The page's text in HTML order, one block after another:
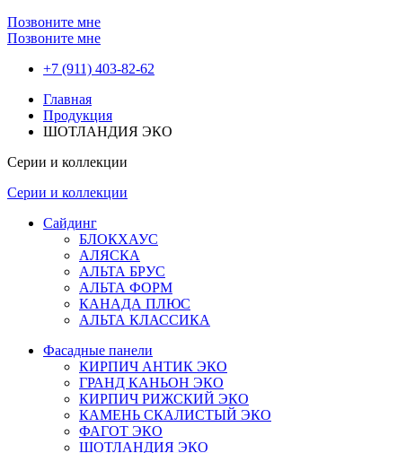
Позвоните мне
Позвоните мне
+7 (911) 403-82-62
Главная
Продукция
ШОТЛАНДИЯ ЭКО
Серии и коллекции
Серии и коллекции
Сайдинг
БЛОКХАУС
АЛЯСКА
АЛЬТА БРУС
АЛЬТА ФОРМ
КАНАДА ПЛЮС
АЛЬТА КЛАССИКА
Фасадные панели
КИРПИЧ АНТИК ЭКО
ГРАНД КАНЬОН ЭКО
КИРПИЧ РИЖСКИЙ ЭКО
КАМЕНЬ СКАЛИСТЫЙ ЭКО
ФАГОТ ЭКО
ШОТЛАНДИЯ ЭКО